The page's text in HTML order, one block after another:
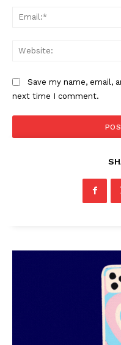
Save my name, email,
next time I comment.